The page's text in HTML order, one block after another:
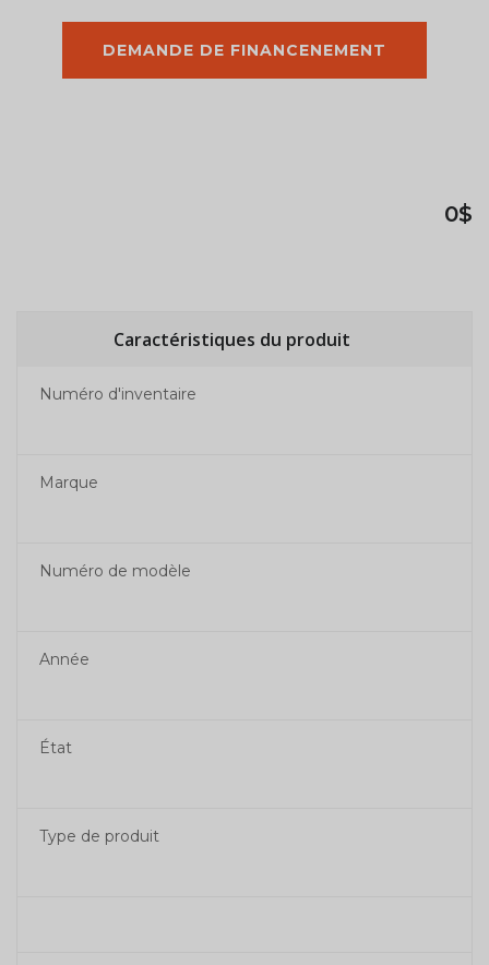
DEMANDE DE FINANCENEMENT
0$
Caractéristiques du produit
Numéro d'inventaire
Marque
Numéro de modèle
Année
État
Type de produit